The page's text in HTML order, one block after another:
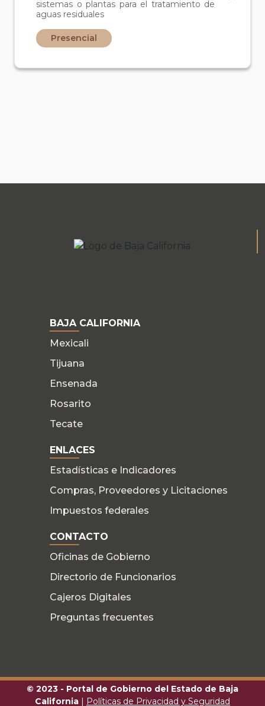
sistemas o plantas para el tratamiento de
aguas residuales
Presencial
BAJA CALIFORNIA
Mexicali
Tijuana
Ensenada
Rosarito
Tecate
ENLACES
Estadísticas e Indicadores
Compras, Proveedores y Licitaciones
Impuestos federales
CONTACTO
Oficinas de Gobierno
Directorio de Funcionarios
Cajeros Digitales
Preguntas frecuentes
© 2023 - Portal de Gobierno del Estado de Baja
California | Políticas de Privacidad y Seguridad